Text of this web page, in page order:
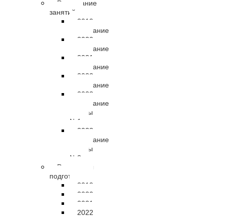
Расписание
занятий
2019
расписание
2020
расписание
2021
расписание
2022
расписание
2023
расписание
группы
№1
2023
расписание
группы
№2
Результаты
подготовки
2019
2020
2021
2022